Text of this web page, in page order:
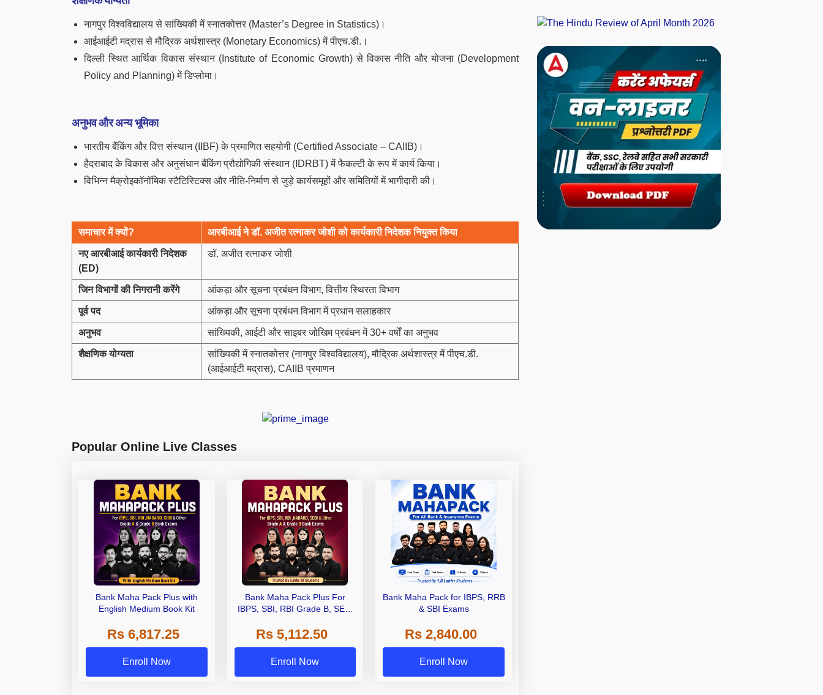
नागपुर विश्वविद्यालय से सांख्यिकी में स्नातकोत्तर (Master’s Degree in Statistics)।
आईआईटी मद्रास से मौद्रिक अर्थशास्त्र (Monetary Economics) में पीएच.डी.।
दिल्ली स्थित आर्थिक विकास संस्थान (Institute of Economic Growth) से विकास नीति और योजना (Development
Policy and Planning) में डिप्लोमा।
अनुभव और अन्य भूमिका
भारतीय बैंकिंग और वित्त संस्थान (IIBF) के प्रमाणित सहयोगी (Certified Associate – CAIIB)।
हैदराबाद के विकास और अनुसंधान बैंकिंग प्रौद्योगिकी संस्थान (IDRBT) में फैकल्टी के रूप में कार्य किया।
विभिन्न मैक्रोइकॉनॉमिक स्टैटिस्टिक्स और नीति-निर्माण से जुड़े कार्यसमूहों और समितियों में भागीदारी की।
समाचार में क्यों? आरबीआई ने डॉ. अजीत रत्नाकर जोशी को कार्यकारी निदेशक नियुक्त किया
नए आरबीआई कार्यकारी निदेशक
(ED)
डॉ. अजीत रत्नाकर जोशी
जिन विभागों की निगरानी करेंगे आंकड़ा और सूचना प्रबंधन विभाग, वित्तीय स्थिरता विभाग
पूर्व पद आंकड़ा और सूचना प्रबंधन विभाग में प्रधान सलाहकार
अनुभव सांख्यिकी, आईटी और साइबर जोखिम प्रबंधन में 30+ वर्षों का अनुभव
शैक्षणिक योग्यता
सांख्यिकी में स्नातकोत्तर (नागपुर विश्वविद्यालय), मौद्रिक अर्थशास्त्र में पीएच.डी.
(आईआईटी मद्रास), CAIIB प्रमाणन
Popular Online Live Classes
Bank Maha Pack Plus with
English Medium Book Kit
Rs 6,817.25
Enroll Now
Bank Maha Pack Plus For
IBPS, SBI, RBI Grade B, SEBI
Other Grade A & Grade B Bank
Exams
Rs 5,112.50
Enroll Now
Bank Maha Pack for IBPS, RRB
& SBI Exams
Rs 2,840.00
Enroll Now